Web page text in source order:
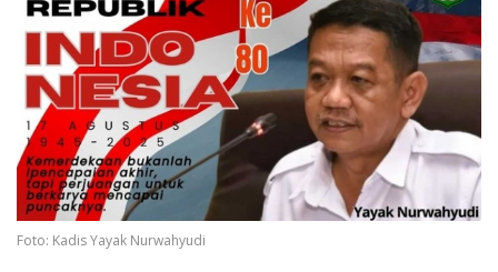
Foto: Kadis Yayak Nurwahyudi